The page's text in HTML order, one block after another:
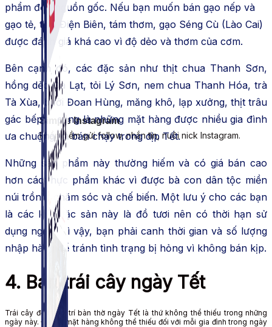
Simple Instagram
Phần mềm gửi follow, nhắn tin, nuôi nick Instagram.
phẩm đến nguồn gốc. Nếu bạn muốn bán gạo nếp và
gạo tẻ, tám Điện Biên, tám thơm, gạo Séng Cù (Lào Cai)
được đánh giá khá cao vì độ dẻo và thơm của cơm.
Bên cạnh đó, các đặc sản như thịt chua Thanh Sơn,
hồng dẻo Đà Lạt, tỏi Lý Sơn, nem chua Thanh Hóa, trà
Tà Xùa, bưởi Đoan Hùng, măng khô, lạp xưởng, thịt trâu
gác bếp,… cũng là những mặt hàng được nhiều gia đình
ưa chuộng và bán chạy trong dịp Tết.
Những sản phẩm này thường hiếm và có giá bán cao
hơn các thực phẩm khác vì được bà con dân tộc miền
núi trồng, chăm sóc và chế biến. Một lưu ý cho các bạn
là các loại đặc sản này là đồ tươi nên có thời hạn sử
dụng ngắn. Vì vậy, bạn phải canh thời gian và số lượng
nhập hàng để tránh tình trạng bị hỏng vì không bán kịp.
4. Bán trái cây ngày Tết
Trái cây để trang trí bàn thờ ngày Tết là thứ không thể thiếu trong những
ngày này. Đây là mặt hàng không thể thiếu đối với mỗi gia đình trong ngày